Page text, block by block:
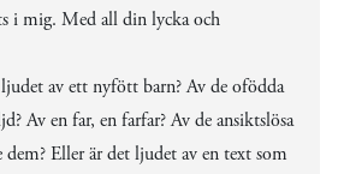
i mig. Med all din lycka och
av ett nyfött barn? Av de ofödda
Av en far, en farfar? Av de ansiktslösa
dem? Eller är det ljudet av en text som